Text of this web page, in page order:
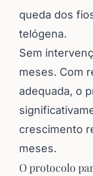
queda dos
telógena.
Sem
meses. Com
adequada, o
crescimento
meses.
O protocolo